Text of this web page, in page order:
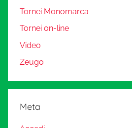
Tornei Monomarca
Tornei on-line
Video
Zeugo
Meta